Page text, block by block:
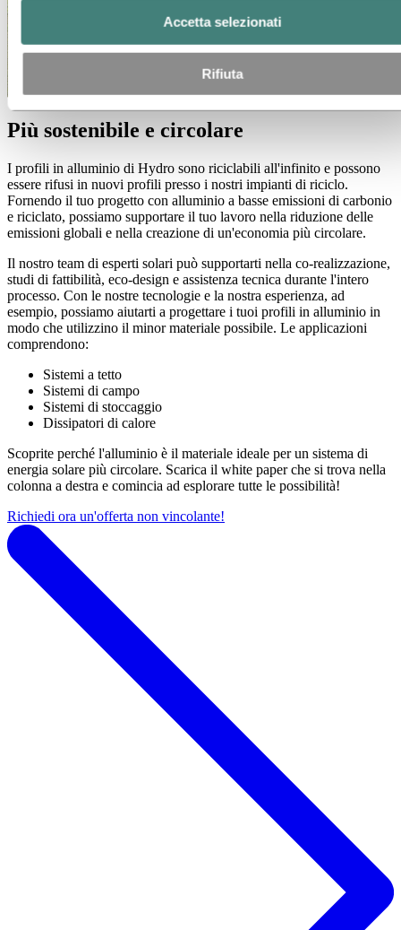
Accetta selezionati
Rifiuta
Più sostenibile e circolare
I profili in alluminio di Hydro sono riciclabili all'infinito e possono
essere rifusi in nuovi profili presso i nostri impianti di riciclo.
Fornendo il tuo progetto con alluminio a basse emissioni di carbonio
e riciclato, possiamo supportare il tuo lavoro nella riduzione delle
emissioni globali e nella creazione di un'economia più circolare.
Il nostro team di esperti solari può supportarti nella co-realizzazione,
studi di fattibilità, eco-design e assistenza tecnica durante l'intero
processo. Con le nostre tecnologie e la nostra esperienza, ad
esempio, possiamo aiutarti a progettare i tuoi profili in alluminio in
modo che utilizzino il minor materiale possibile. Le applicazioni
comprendono:
Sistemi a tetto
Sistemi di campo
Sistemi di stoccaggio
Dissipatori di calore
Scoprite perché l'alluminio è il materiale ideale per un sistema di
energia solare più circolare. Scarica il white paper che si trova nella
colonna a destra e comincia ad esplorare tutte le possibilità!
Richiedi ora un'offerta non vincolante!